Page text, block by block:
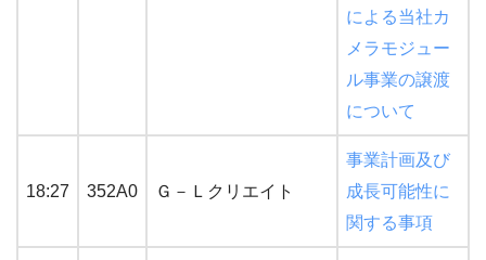
による当社カ
メラモジュー
ル事業の譲渡
について
18:27 352A0 Ｇ－Ｌクリエイト
事業計画及び
成長可能性に
関する事項